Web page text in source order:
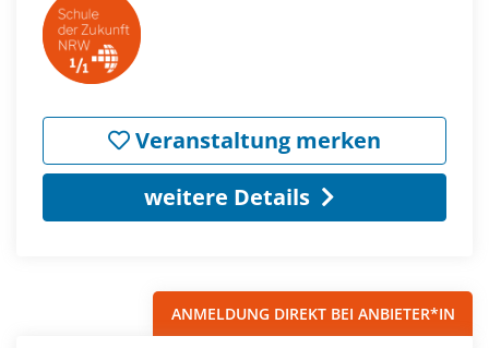
Veranstaltung merken
weitere Details
ANMELDUNG DIREKT BEI ANBIETER*IN